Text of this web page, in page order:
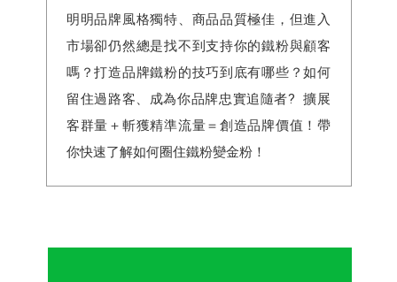
明明品牌風格獨特、商品品質極佳，但進入
市場卻仍然總是找不到支持你的鐵粉與顧客
嗎？打造品牌鐵粉的技巧到底有哪些？如何
留住過路客、成為你品牌忠實追隨者? 擴展
客群量＋斬獲精準流量＝創造品牌價值！帶
你快速了解如何圈住鐵粉變金粉！